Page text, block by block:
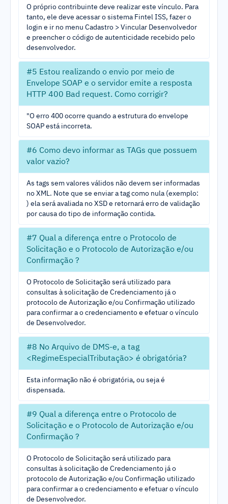
O próprio contribuinte deve realizar este vínculo. Para
tanto, ele deve acessar o sistema Fintel ISS, fazer o
login e ir no menu Cadastro > Vincular Desenvolvedor
e preencher o código de autenticidade recebido pelo
desenvolvedor.
#5 Estou realizando o envio por meio de
Envelope SOAP e o servidor emite a resposta
HTTP 400 Bad request. Como corrigir?
"O erro 400 ocorre quando a estrutura do envelope
SOAP está incorreta.
#6 Como devo informar as TAGs que possuem
valor vazio?
As tags sem valores válidos não devem ser informadas
no XML. Note que se enviar a tag como nula (exemplo:
) ela será avaliada no XSD e retornará erro de validação
por causa do tipo de informação contida.
#7 Qual a diferença entre o Protocolo de
Solicitação e o Protocolo de Autorização e/ou
Confirmação ?
O Protocolo de Solicitação será utilizado para
consultas à solicitação de Credenciamento já o
protocolo de Autorização e/ou Confirmação utilizado
para confirmar a o credenciamento e efetuar o vínculo
de Desenvolvedor.
#8 No Arquivo de DMS-e, a tag
<RegimeEspecialTributação> é obrigatória?
Esta informação não é obrigatória, ou seja é
dispensada.
#9 Qual a diferença entre o Protocolo de
Solicitação e o Protocolo de Autorização e/ou
Confirmação ?
O Protocolo de Solicitação será utilizado para
consultas à solicitação de Credenciamento já o
protocolo de Autorização e/ou Confirmação utilizado
para confirmar a o credenciamento e efetuar o vínculo
de Desenvolvedor.